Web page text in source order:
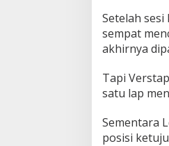
Setelah
sempat
akhirnya
Tapi
satu lap
Sementara
posisi